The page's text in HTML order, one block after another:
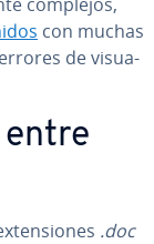
con muchas
de vi­sua­
entre
.doc